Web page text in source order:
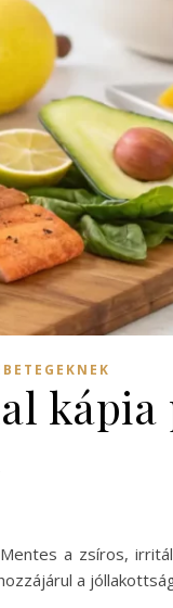
a zsíros,
a